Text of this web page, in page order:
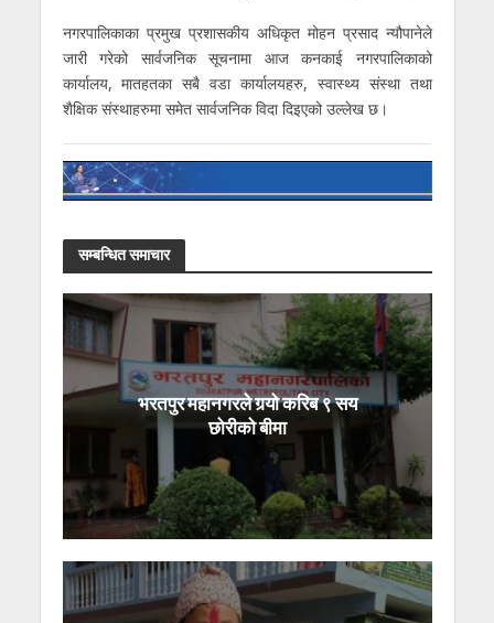
नगरपालिकाका प्रमुख प्रशासकीय अधिकृत मोहन प्रसाद न्यौपानेले
जारी गरेको सार्वजनिक सूचनामा आज कनकाई नगरपालिकाको
कार्यालय, मातहतका सबै वडा कार्यालयहरु, स्वास्थ्य संस्था तथा
शैक्षिक संस्थाहरुमा समेत सार्वजनिक विदा दिइएको उल्लेख छ।
सम्बन्धित समाचार
भरतपुर महानगरले गर्‍यो करिब ९ सय
छोरीको बीमा